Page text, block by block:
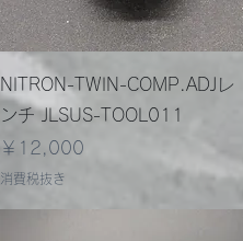
クイックビュー
NITRON-TWIN-COMP.ADJレ
ンチ JLSUS-TOOL011
価格
￥12,000
消費税抜き